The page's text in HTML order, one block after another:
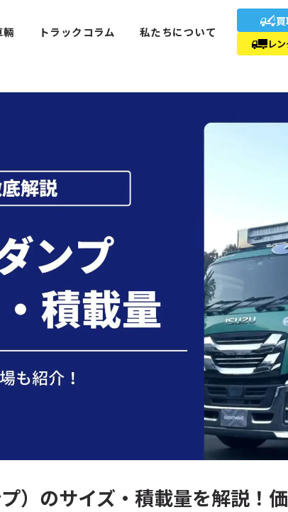
輛 トラックコラム 私たちについて
買
レ
）のサイズ・積載量を解説！